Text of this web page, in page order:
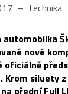
technika
automobilka
nové
oficiálně
Krom siluety
přední Full